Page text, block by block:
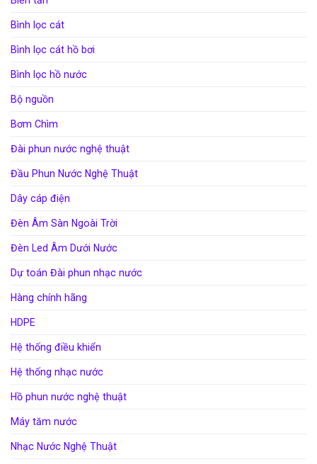
Bình lọc cát
Bình lọc cát hồ bơi
Bình lọc hồ nước
Bộ nguồn
Bơm Chìm
Đài phun nước nghệ thuật
Đầu Phun Nước Nghệ Thuật
Dây cáp điện
Đèn Âm Sàn Ngoài Trời
Đèn Led Âm Dưới Nước
Dự toán Đài phun nhạc nước
Hàng chính hãng
HDPE
Hệ thống điều khiển
Hệ thống nhạc nước
Hồ phun nước nghệ thuật
Máy tăm nước
Nhạc Nước Nghệ Thuật